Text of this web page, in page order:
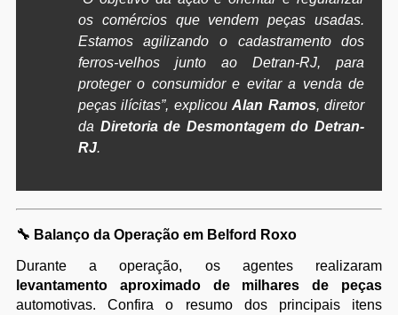
os comércios que vendem peças usadas.
Estamos agilizando o cadastramento dos
ferros-velhos junto ao Detran-RJ, para
proteger o consumidor e evitar a venda de
peças ilícitas”, explicouAlan Ramos, diretor
da Diretoria de Desmontagem do Detran-
RJ.
🔧 Balanço da Operação em Belford Roxo
Durante a operação, os agentes realizaram
levantamento aproximado de milhares de peças
automotivas. Confira o resumo dos principais itens